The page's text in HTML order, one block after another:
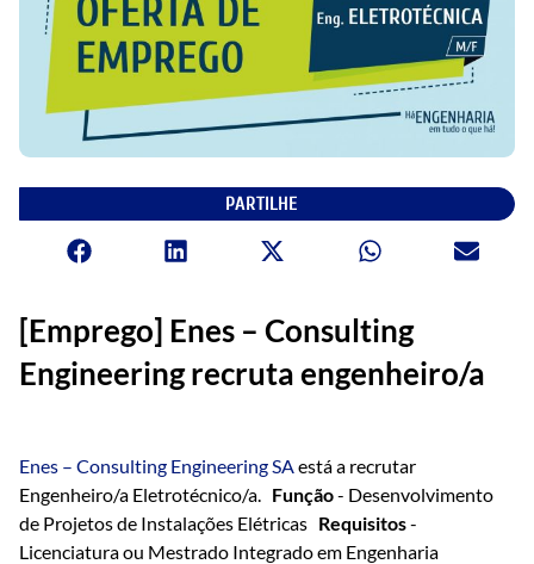
PARTILHE
[Emprego] Enes – Consulting
Engineering recruta engenheiro/a
Enes – Consulting Engineering SA está a recrutar
Engenheiro/a Eletrotécnico/a. Função- Desenvolvimento
de Projetos de Instalações Elétricas Requisitos-
Licenciatura ou Mestrado Integrado em Engenharia